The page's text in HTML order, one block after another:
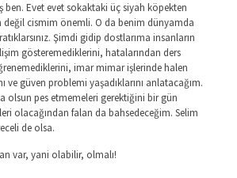
ben. Evet evet sokaktaki üç siyah köpekten
değil cismim önemli. O da benim dünyamda
Şimdi gidip dostlarıma insanların
gösteremediklerini, hatalarından ders
imar mimar işlerinde halen
ve güven problemi yaşadıklarını anlatacağım.
olsun pes etmemeleri gerektiğini bir gün
olacağından falan da bahsedeceğim. Selim
de olsa.
var, yani olabilir, olmalı!